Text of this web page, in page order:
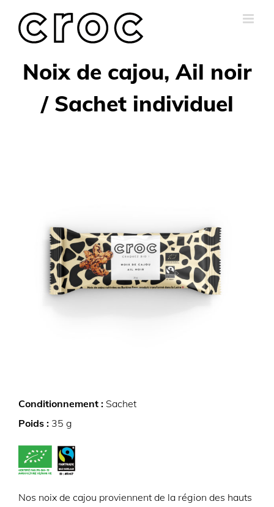
Noix de cajou, Ail noir
/ Sachet individuel
Conditionnement : Sachet
Poids : 35 g
Nos noix de cajou proviennent de la région des hauts